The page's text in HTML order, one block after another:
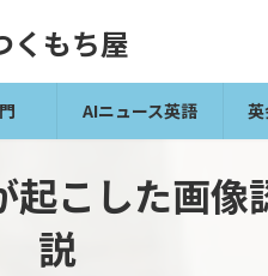
くもち屋
AIニュース英語
起こした画
説